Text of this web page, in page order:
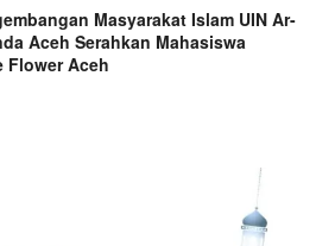
Masyarakat Islam UIN Ar-
Aceh Serahkan Mahasiswa
Flower Aceh